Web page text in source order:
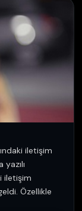
iletişim
iletişim
Özellikle